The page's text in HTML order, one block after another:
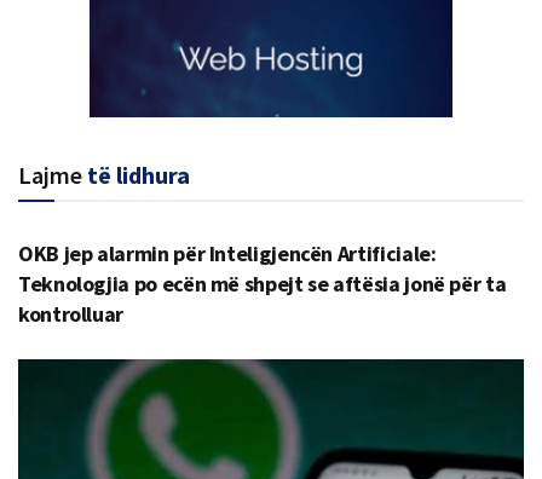
Lajme të lidhura
OKB jep alarmin për Inteligjencën Artificiale:
Teknologjia po ecën më shpejt se aftësia jonë për ta
kontrolluar